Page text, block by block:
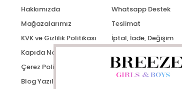
Hakkımızda
Mağazalarımız
KVK ve Gizlilik Politikası
Kapıda Nakit Ödeme
Çerez Politikası
Blog Yazıları
Whatsapp Destek
Teslimat
İptal, İade, Değişim